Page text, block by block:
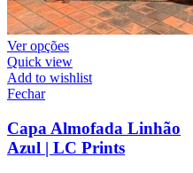
Ver opções
Quick view
Add to wishlist
Fechar
Capa Almofada Linhão
Azul | LC Prints